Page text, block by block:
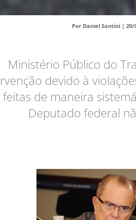
Por Daniel Santini | 20/
Ministério Público do
devido à
feitas de maneira
Deputado federal